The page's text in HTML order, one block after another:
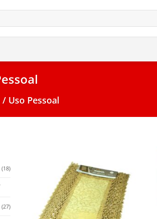
Uso Pessoal
(18)
(27)
Lista